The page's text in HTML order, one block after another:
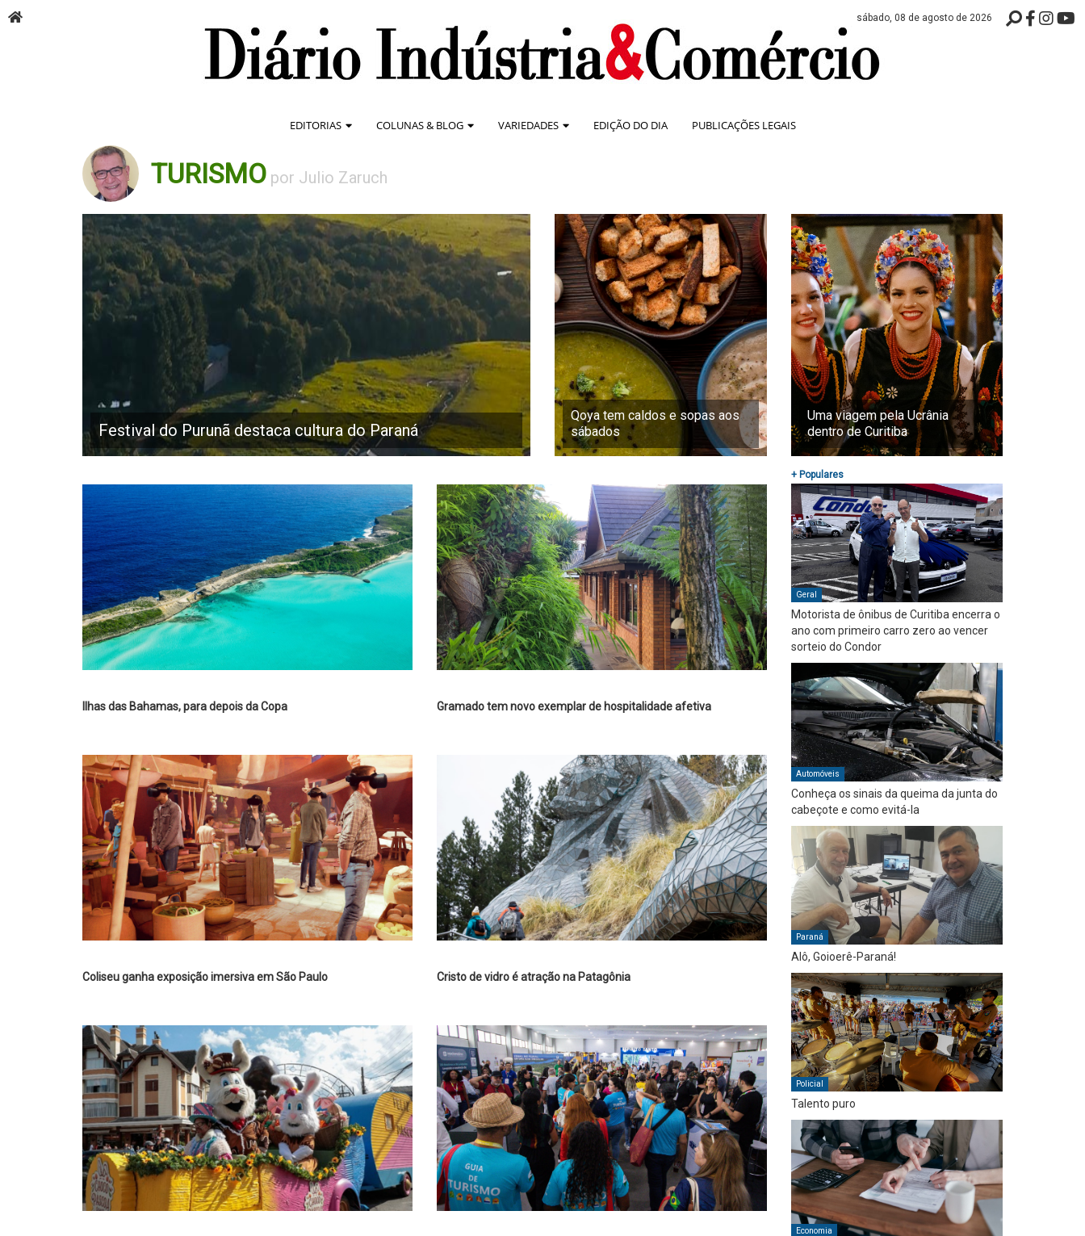
sábado, 08 de agosto de 2026
EDITORIAS COLUNAS & BLOG VARIEDADES EDIÇÃO DO DIA PUBLICAÇÕES LEGAIS
TURISMO por Julio Zaruch
Festival do Purunã destaca cultura do Paraná
Qoya tem caldos e sopas aos
sábados
Uma viagem pela Ucrânia
dentro de Curitiba
Ilhas das Bahamas, para depois da Copa Gramado tem novo exemplar de hospitalidade afetiva
Coliseu ganha exposição imersiva em São Paulo Cristo de vidro é atração na Patagônia
+ Populares
Geral
Motorista de ônibus de Curitiba encerra o
ano com primeiro carro zero ao vencer
sorteio do Condor
Automóveis
Conheça os sinais da queima da junta do
cabeçote e como evitá-la
Paraná
Alô, Goioerê-Paraná!
Policial
Talento puro
Economia